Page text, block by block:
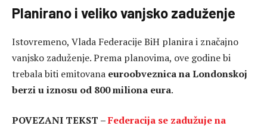
Planirano i veliko vanjsko zaduženje
Istovremeno, Vlada Federacije BiH planira i značajno
vanjsko zaduženje. Prema planovima, ove godine bi
trebala biti emitovana euroobveznica na Londonskoj
berzi u iznosu od 800 miliona eura.
POVEZANI TEKST –Federacija se zadužuje na